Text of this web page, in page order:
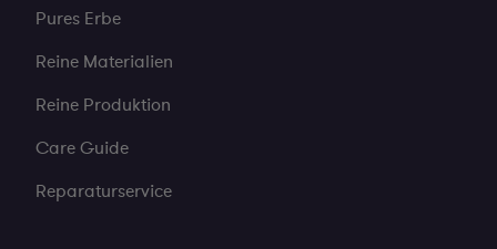
Pures Erbe
Reine Materialien
Reine Produktion
Care Guide
Reparaturservice